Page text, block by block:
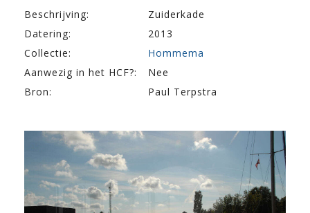
Beschrijving:
Zuiderkade
Datering:
2013
Collectie:
Hommema
Aanwezig in het HCF?:
Nee
Bron:
Paul Terpstra